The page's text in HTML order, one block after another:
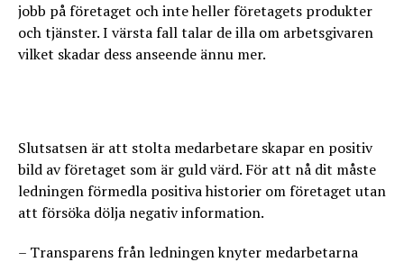
jobb på företaget och inte heller företagets produkter
och tjänster. I värsta fall talar de illa om arbetsgivaren
vilket skadar dess anseende ännu mer.
Slutsatsen är att stolta medarbetare skapar en positiv
bild av företaget som är guld värd. För att nå dit måste
ledningen förmedla positiva historier om företaget utan
att försöka dölja negativ information.
– Transparens från ledningen knyter medarbetarna